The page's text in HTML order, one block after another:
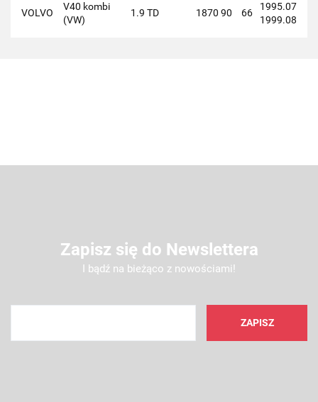
VOLVO
V40 kombi
(VW)
1.9 TD 1870 90 66
1995.07
1999.08
Zapisz się do Newslettera
I bądź na bieżąco z nowościami!